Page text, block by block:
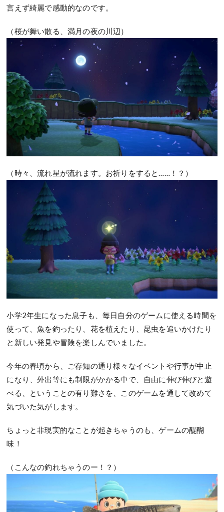
言えず綺麗で感動的なのです。
（桜が舞い散る、満月の夜の川辺）
（時々、流れ星が流れます。お祈りをすると……！？）
小学2年生になった息子も、毎日自分のゲームに使える時間を
使って、魚を釣ったり、花を植えたり、昆虫を追いかけたり
と新しい発見や冒険を楽しんでいました。
今年の春頃から、ご存知の通り様々なイベントや行事が中止
になり、外出等にも制限がかかる中で、自由に伸び伸びと遊
べる、ということの有り難さを、このゲームを通して改めて
気づいた気がします。
ちょっと非現実的なことが起きちゃうのも、ゲームの醍醐
味！
（こんなの釣れちゃうのー！？）